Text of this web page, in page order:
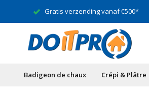
Gratis verzending vanaf €500*
Badigeon de chaux Crépi & Plâtre